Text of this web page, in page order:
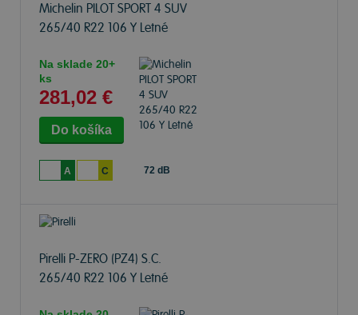
Michelin PILOT SPORT 4 SUV
265/40 R22 106 Y Letné
Na sklade 20+
ks
281,02 €
A C 72 dB
Pirelli P-ZERO (PZ4) S.C.
265/40 R22 106 Y Letné